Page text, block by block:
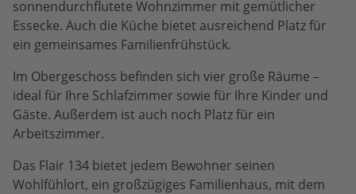
sonnendurchflutete Wohnzimmer mit gemütlicher
Essecke. Auch die Küche bietet ausreichend Platz für
ein gemeinsames Familienfrühstück.
Im Obergeschoss befinden sich vier große Räume –
ideal für Ihre Schlafzimmer sowie für Ihre Kinder und
Gäste. Außerdem ist auch noch Platz für ein
Arbeitszimmer.
Das Flair 134 bietet jedem Bewohner seinen
Wohlfühlort, ein großzügiges Familienhaus, mit dem